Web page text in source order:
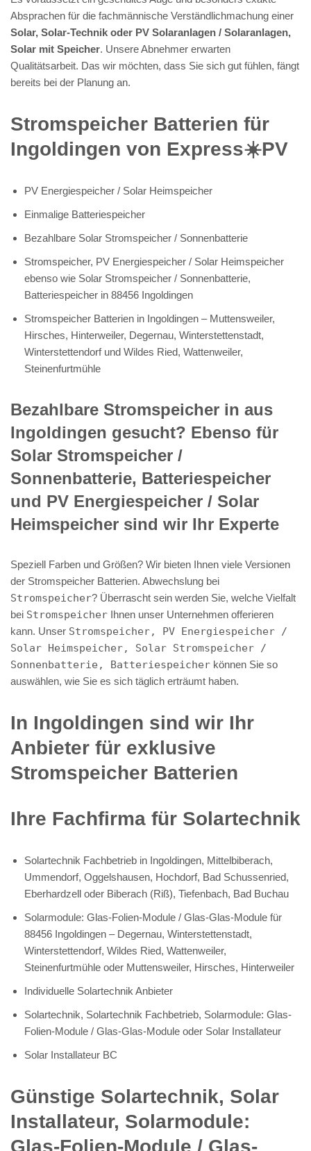
Absprachen für die fachmännische Verständlichmachung einer
Solar, Solar-Technik oder PV Solaranlagen / Solaranlagen,
Solar mit Speicher. Unsere Abnehmer erwarten
Qualitätsarbeit. Das wir möchten, dass Sie sich gut fühlen, fängt
bereits bei der Planung an.
Stromspeicher Batterien für
Ingoldingen von Express☀️PV️
PV Energiespeicher / Solar Heimspeicher
Einmalige Batteriespeicher
Bezahlbare Solar Stromspeicher / Sonnenbatterie
Stromspeicher, PV Energiespeicher / Solar Heimspeicher
ebenso wie Solar Stromspeicher / Sonnenbatterie,
Batteriespeicher in 88456 Ingoldingen
Stromspeicher Batterien in Ingoldingen – Muttensweiler,
Hirsches, Hinterweiler, Degernau, Winterstettenstadt,
Winterstettendorf und Wildes Ried, Wattenweiler,
Steinenfurtmühle
Bezahlbare Stromspeicher in aus
Ingoldingen gesucht? Ebenso für
Solar Stromspeicher /
Sonnenbatterie, Batteriespeicher
und PV Energiespeicher / Solar
Heimspeicher sind wir Ihr Experte
Speziell Farben und Größen? Wir bieten Ihnen viele Versionen
der Stromspeicher Batterien. Abwechslung bei
Stromspeicher? Überrascht sein werden Sie, welche Vielfalt
bei Stromspeicher Ihnen unser Unternehmen offerieren
kann. Unser Stromspeicher, PV Energiespeicher /
Solar Heimspeicher, Solar Stromspeicher /
Sonnenbatterie, Batteriespeicher können Sie so
auswählen, wie Sie es sich täglich erträumt haben.
In Ingoldingen sind wir Ihr
Anbieter für exklusive
Stromspeicher Batterien
Ihre Fachfirma für Solartechnik
Solartechnik Fachbetrieb in Ingoldingen, Mittelbiberach,
Ummendorf, Oggelshausen, Hochdorf, Bad Schussenried,
Eberhardzell oder Biberach (Riß), Tiefenbach, Bad Buchau
Solarmodule: Glas-Folien-Module / Glas-Glas-Module für
88456 Ingoldingen – Degernau, Winterstettenstadt,
Winterstettendorf, Wildes Ried, Wattenweiler,
Steinenfurtmühle oder Muttensweiler, Hirsches, Hinterweiler
Individuelle Solartechnik Anbieter
Solartechnik, Solartechnik Fachbetrieb, Solarmodule: Glas-
Folien-Module / Glas-Glas-Module oder Solar Installateur
Solar Installateur BC
Günstige Solartechnik, Solar
Installateur, Solarmodule:
Glas-Folien-Module / Glas-